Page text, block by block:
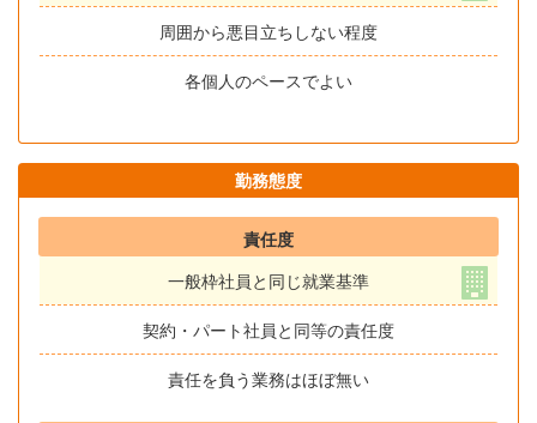
周囲から悪目立ちしない程度
各個人のペースでよい
勤務態度
責任度
一般枠社員と同じ就業基準
契約・パート社員と同等の責任度
責任を負う業務はほぼ無い